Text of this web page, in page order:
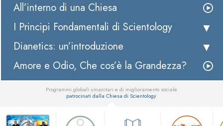
All’interno di una Chiesa
I Principi Fondamentali di Scientology
Dianetics: un’introduzione
Amore e Odio, Che cos’è la Grandezza?
Programmi globali umanitari e di miglioramento sociale
patrocinati dalla Chiesa di Scientology